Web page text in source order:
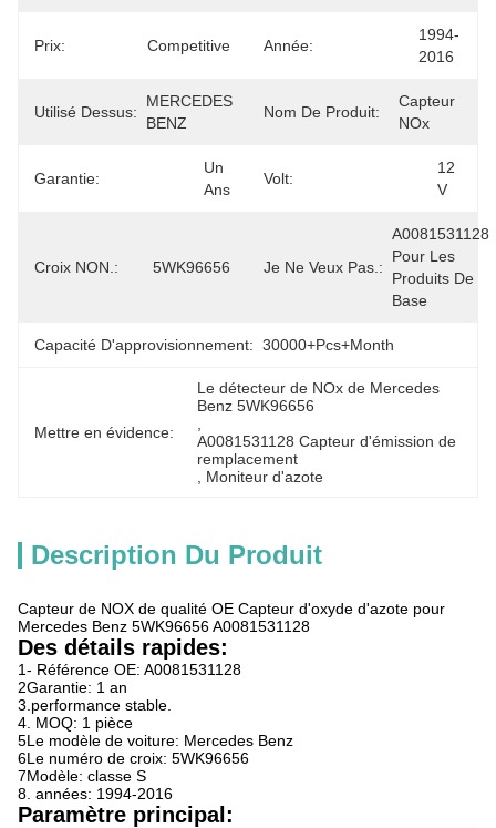
Prix: Competitive Année:
1994-
2016
Utilisé Dessus:
MERCEDES
BENZ
Nom De Produit:
Capteur
NOx
Garantie:
Un
Ans
Volt:
12
V
Croix NON.: 5WK96656 Je Ne Veux Pas.:
A0081531128
Pour Les
Produits De
Base
Capacité D'approvisionnement: 30000+Pcs+Month
Mettre en évidence:
Le détecteur de NOx de Mercedes
Benz 5WK96656
A0081531128 Capteur d'émission de
remplacement
Moniteur d'azote
Description Du Produit
Capteur de NOX de qualité OE Capteur d'oxyde d'azote pour
Mercedes Benz 5WK96656 A0081531128
Des détails rapides:
1- Référence OE: A0081531128
2Garantie: 1 an
3.performance stable.
4. MOQ: 1 pièce
5Le modèle de voiture: Mercedes Benz
6Le numéro de croix: 5WK96656
7Modèle: classe S
8. années: 1994-2016
Paramètre principal: